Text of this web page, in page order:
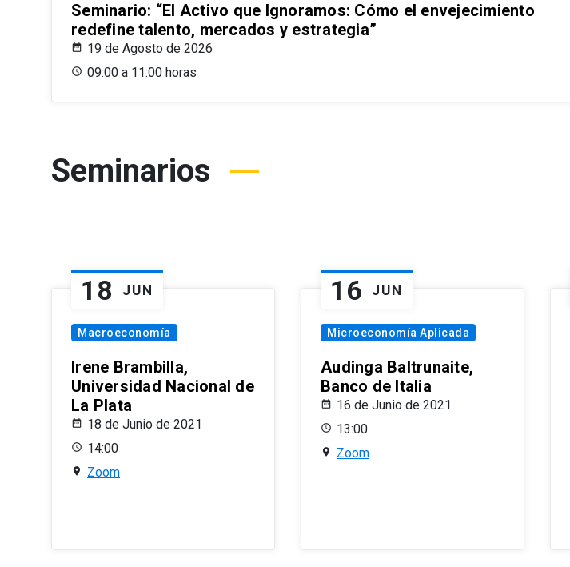
Seminario: “El Activo que Ignoramos: Cómo el envejecimiento
redefine talento, mercados y estrategia”
19 de Agosto de 2026
09:00 a 11:00 horas
Seminarios
18 JUN
Macroeconomía
Irene Brambilla,
Universidad Nacional de
La Plata
18 de Junio de 2021
14:00
Zoom
16 JUN
Microeconomía Aplicada
Audinga Baltrunaite,
Banco de Italia
16 de Junio de 2021
13:00
Zoom